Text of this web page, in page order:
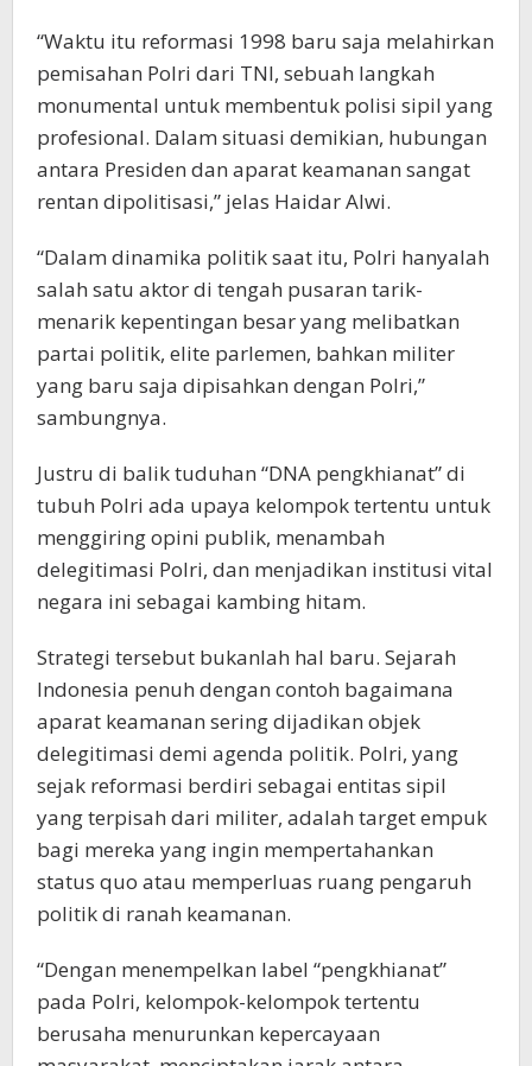
“Waktu itu reformasi 1998 baru saja melahirkan
pemisahan Polri dari TNI, sebuah langkah
monumental untuk membentuk polisi sipil yang
profesional. Dalam situasi demikian, hubungan
antara Presiden dan aparat keamanan sangat
rentan dipolitisasi,” jelas Haidar Alwi.
“Dalam dinamika politik saat itu, Polri hanyalah
salah satu aktor di tengah pusaran tarik-
menarik kepentingan besar yang melibatkan
partai politik, elite parlemen, bahkan militer
yang baru saja dipisahkan dengan Polri,”
sambungnya.
Justru di balik tuduhan “DNA pengkhianat” di
tubuh Polri ada upaya kelompok tertentu untuk
menggiring opini publik, menambah
delegitimasi Polri, dan menjadikan institusi vital
negara ini sebagai kambing hitam.
Strategi tersebut bukanlah hal baru. Sejarah
Indonesia penuh dengan contoh bagaimana
aparat keamanan sering dijadikan objek
delegitimasi demi agenda politik. Polri, yang
sejak reformasi berdiri sebagai entitas sipil
yang terpisah dari militer, adalah target empuk
bagi mereka yang ingin mempertahankan
status quo atau memperluas ruang pengaruh
politik di ranah keamanan.
“Dengan menempelkan label “pengkhianat”
pada Polri, kelompok-kelompok tertentu
berusaha menurunkan kepercayaan